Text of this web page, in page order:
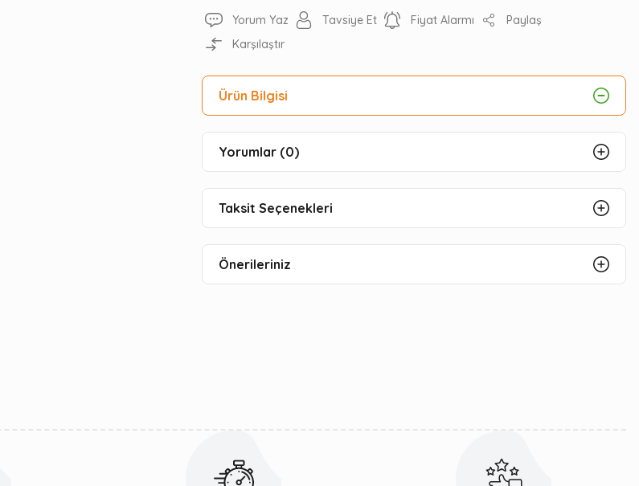
Yorum Yaz Tavsiye Et Fiyat Alarmı
Paylaş
Karşılaştır
Ürün Bilgisi
Yorumlar (0)
Taksit Seçenekleri
Önerileriniz